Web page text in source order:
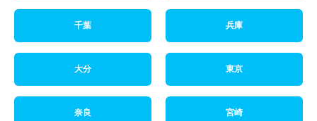
千葉 兵庫
大分 東京
奈良 宮崎